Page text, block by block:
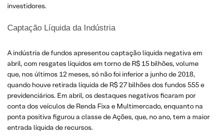
investidores.
Captação Líquida da Indústria
A indústria de fundos apresentou captação líquida negativa em
abril, com resgates líquidos em torno de R$ 15 bilhões, volume
que, nos últimos 12 meses, só não foi inferior a junho de 2018,
quando houve retirada líquida de R$ 27 bilhões dos fundos 555 e
previdenciários. Em abril, os destaques negativos ficaram por
conta dos veículos de Renda Fixa e Multimercado, enquanto na
ponta positiva figurou a classe de Ações, que, no ano, tem a maior
entrada líquida de recursos.